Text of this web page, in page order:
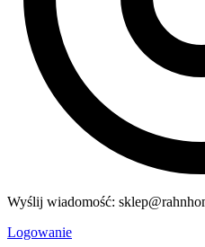
Wyślij wiadomość:
Logowanie